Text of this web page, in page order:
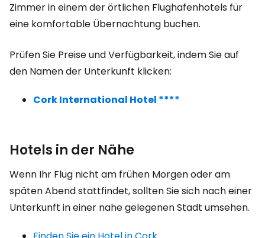
Zimmer in einem der örtlichen Flughafenhotels für
eine komfortable Übernachtung buchen.
Prüfen Sie Preise und Verfügbarkeit, indem Sie auf
den Namen der Unterkunft klicken:
Cork International Hotel ****
Hotels in der Nähe
Wenn Ihr Flug nicht am frühen Morgen oder am
späten Abend stattfindet, sollten Sie sich nach einer
Unterkunft in einer nahe gelegenen Stadt umsehen.